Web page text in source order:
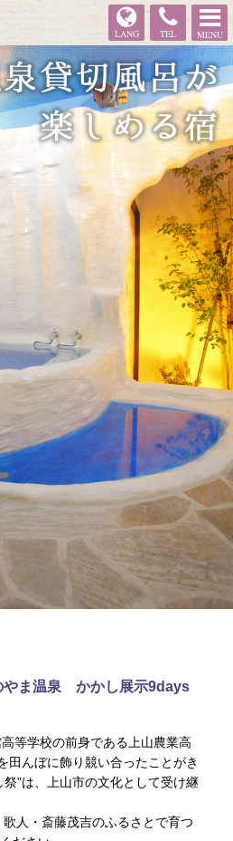
有馬館
LANG TEL MENU
ま温泉 かかし展示9days
等学校の前身である上山農業高
田んぼに飾り競い合ったことがき
祭”は、上山市の文化として受け継
歌人・斎藤茂吉のふるさとで育つ